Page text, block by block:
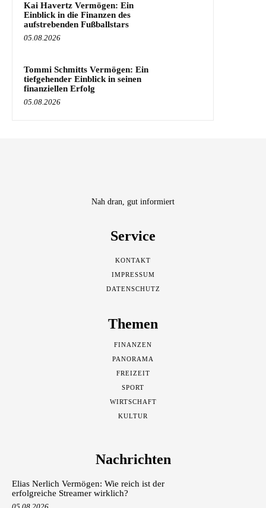
Kai Havertz Vermögen: Ein
Einblick in die Finanzen des
aufstrebenden Fußballstars
05.08.2026
Tommi Schmitts Vermögen: Ein
tiefgehender Einblick in seinen
finanziellen Erfolg
05.08.2026
Nah dran, gut informiert
Service
KONTAKT
IMPRESSUM
DATENSCHUTZ
Themen
FINANZEN
PANORAMA
FREIZEIT
SPORT
WIRTSCHAFT
KULTUR
Nachrichten
Elias Nerlich Vermögen: Wie reich ist der
erfolgreiche Streamer wirklich?